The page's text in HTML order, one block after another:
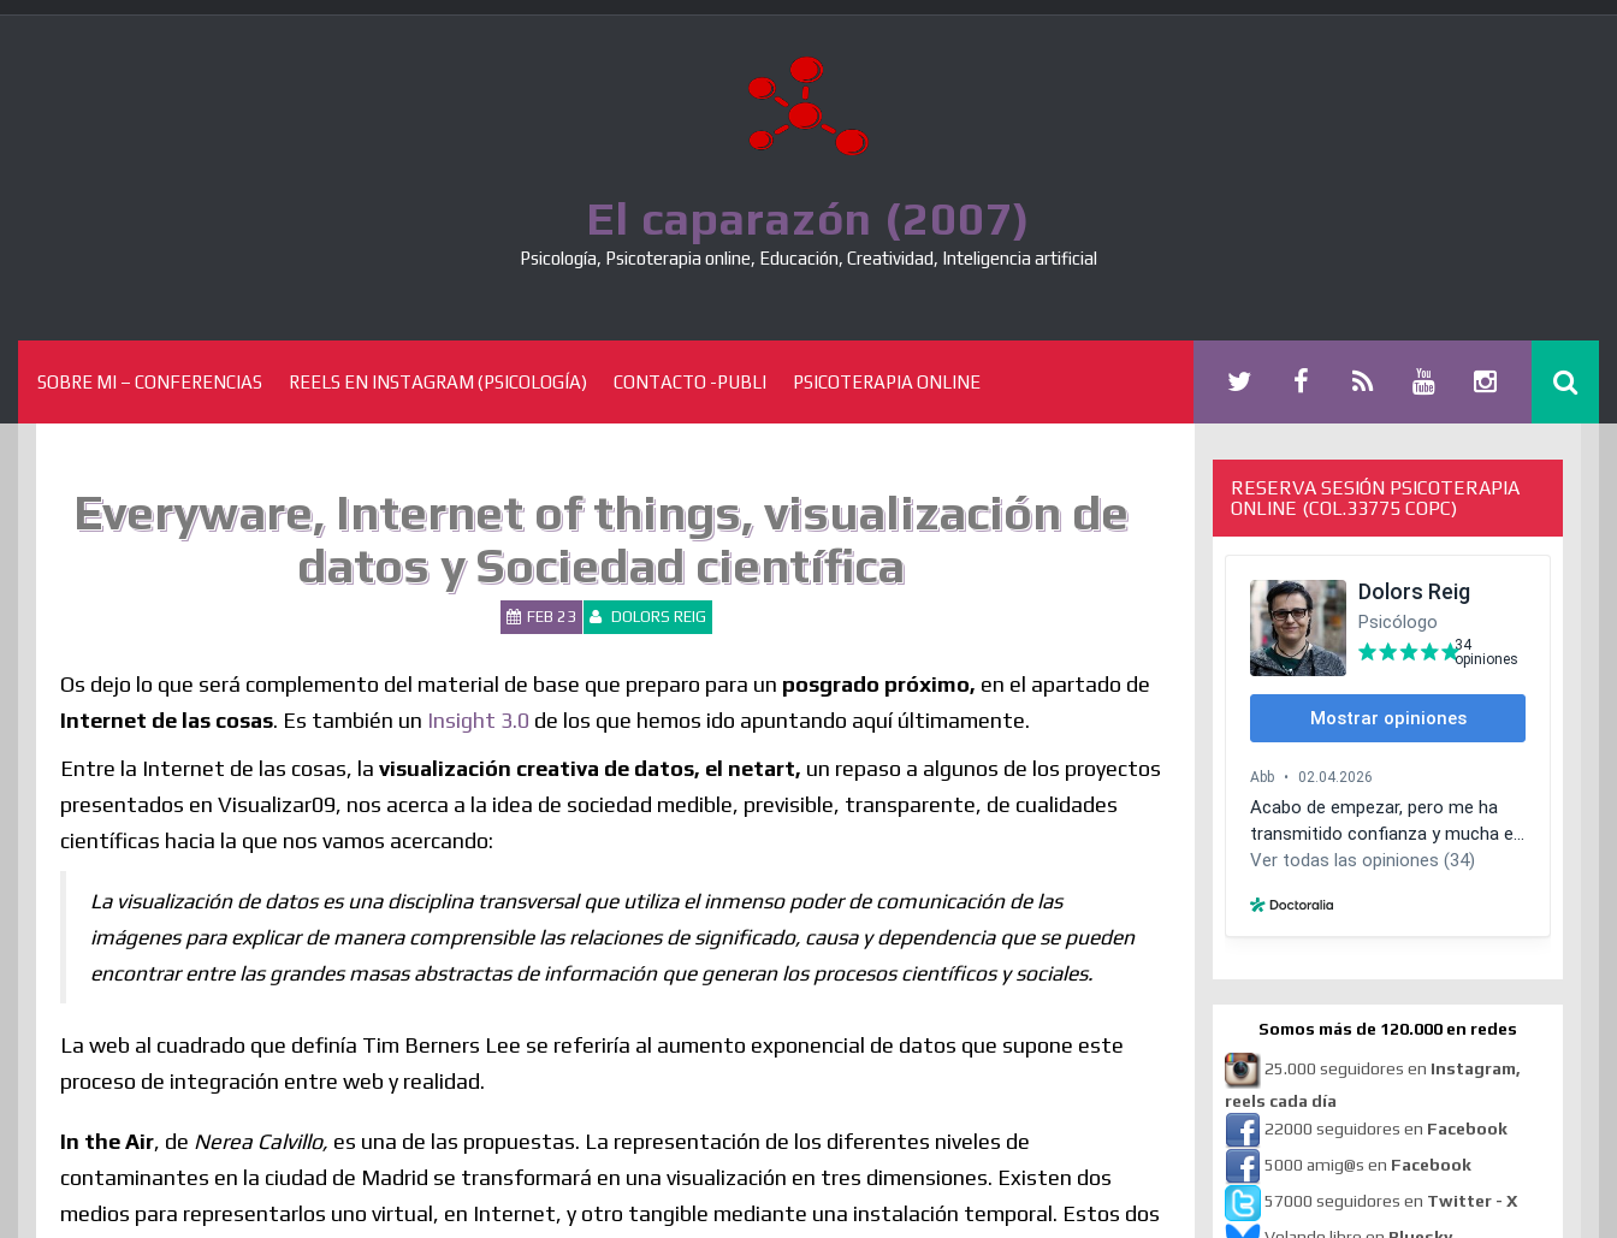
Skip
El caparazón (2007)
Psicología, Psicoterapia online, Educación, Creatividad, Inteligencia artificial
SOBRE MI – CONFERENCIAS REELS EN INSTAGRAM (PSICOLOGÍA) CONTACTO -PUBLI PSICOTERAPIA ONLINE
Everyware, Internet of things, visualización de
datos y Sociedad científica
FEB 23 DOLORS REIG
Os dejo lo que será complemento del material de base que preparo para un posgrado próximo, en el apartado de
Internet de las cosas. Es también un Insight 3.0 de los que hemos ido apuntando aquí últimamente.
Entre la Internet de las cosas, la visualización creativa de datos, el netart, un repaso a algunos de los proyectos
presentados en Visualizar09, nos acerca a la idea de sociedad medible, previsible, transparente, de cualidades
científicas hacia la que nos vamos acercando:
La visualización de datos es una disciplina transversal que utiliza el inmenso poder de comunicación de las
imágenes para explicar de manera comprensible las relaciones de significado, causa y dependencia que se pueden
encontrar entre las grandes masas abstractas de información que generan los procesos científicos y sociales.
La web al cuadrado que definía Tim Berners Lee se referiría al aumento exponencial de datos que supone este
proceso de integración entre web y realidad.
In the Air, de Nerea Calvillo, es una de las propuestas. La representación de los diferentes niveles de
contaminantes en la ciudad de Madrid se transformará en una visualización en tres dimensiones. Existen dos
medios para representarlos uno virtual, en Internet, y otro tangible mediante una instalación temporal. Estos dos
RESERVA SESIÓN PSICOTERAPIA
ONLINE (COL.33775 COPC)
Somos más de 120.000 en redes
25.000 seguidores en Instagram,
reels cada día
22000 seguidores en Facebook
5000 amig@s en Facebook
57000 seguidores en Twitter - X